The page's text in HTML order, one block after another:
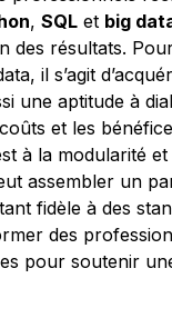
, SQL et big
des résultats.
il s’agit
une aptitude à
et les
à la modularité
assembler un
fidèle à des
des
pour soutenir